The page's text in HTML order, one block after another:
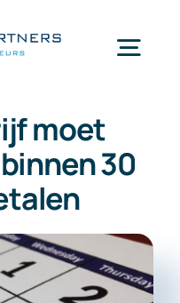
wij
& Partners
moet
30